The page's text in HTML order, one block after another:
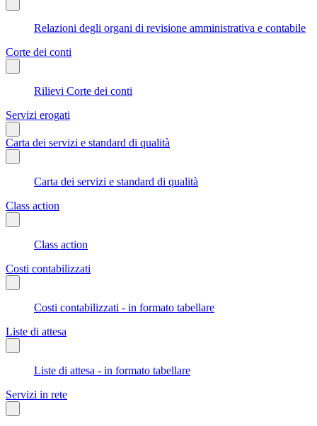
Relazioni degli organi di revisione amministrativa e contabile
Corte dei conti
Rilievi Corte dei conti
Servizi erogati
Carta dei servizi e standard di qualità
Carta dei servizi e standard di qualità
Class action
Class action
Costi contabilizzati
Costi contabilizzati - in formato tabellare
Liste di attesa
Liste di attesa - in formato tabellare
Servizi in rete